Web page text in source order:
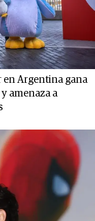
en Argentina gana
amenaza a